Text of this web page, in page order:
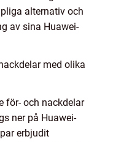
alternativ och
av sina Huawei-
med olika
för- och nackdelar
ner på Huawei-
erbjudit